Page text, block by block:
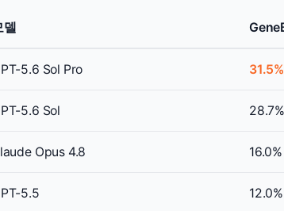
델
5.6 Sol Pro 31.5%
5.6 Sol 28.7%
Opus 4.8 16.0%
5.5 12.0%